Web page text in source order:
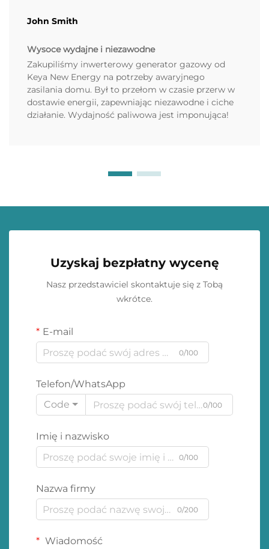
John Smith
Wysoce wydajne i niezawodne
Zakupiliśmy inwerterowy generator gazowy od
Keya New Energy na potrzeby awaryjnego
zasilania domu. Był to przełom w czasie przerw w
dostawie energii, zapewniając niezawodne i ciche
działanie. Wydajność paliwowa jest imponująca!
Uzyskaj bezpłatny wycenę
Nasz przedstawiciel skontaktuje się z Tobą
wkrótce.
E-mail
0/100
Telefon/WhatsApp
Code
0/100
Imię i nazwisko
0/100
Nazwa firmy
0/200
Wiadomość